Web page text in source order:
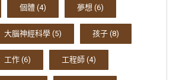
個體 (4) 夢想 (6)
大腦神經科學 (5) 孩子 (8)
工作 (6) 工程師 (4)